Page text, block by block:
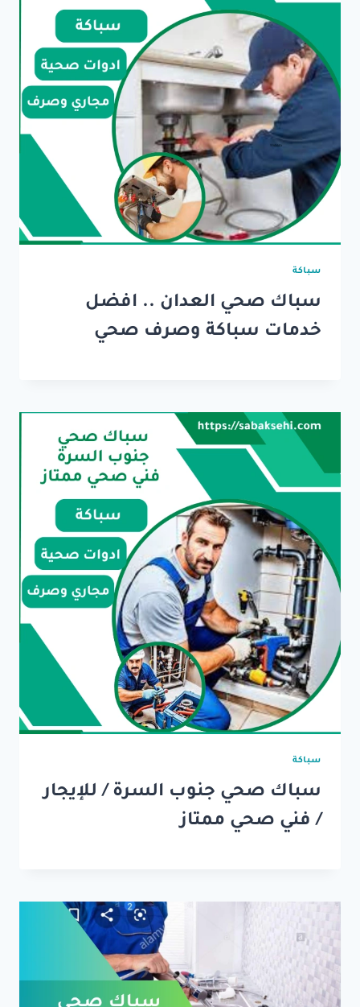
سباكة
سباك صحي العدان .. افضل
خدمات سباكة وصرف صحي
سباكة
سباك صحي جنوب السرة / للإيجار
/ فني صحي ممتاز